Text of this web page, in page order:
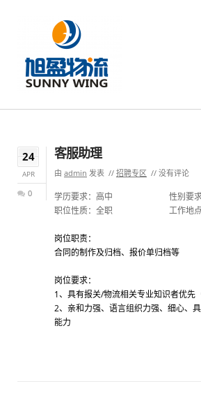
24
APR
0
客服助理
由 admin 发表 招聘专区 没有评论
学历要求：高中                           性别
职位性质：全职                           工作
岗位职责：
合同的制作及归档、报价单归档等
岗位要求：
1、具有报关/物流相关专业知识者优先
2、亲和力强、语言组织力强、细心、
能力